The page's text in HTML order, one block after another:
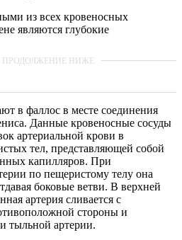
из всех кровеносных
являются глубокие
в фаллос в месте соединения
Данные кровеносные сосуды
артериальной крови в
тел, представляющей собой
капилляров. При
по пещеристому телу она
боковые ветви. В верхней
артерия сливается с
стороны и
тыльной артерии.